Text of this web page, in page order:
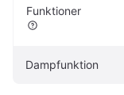
Funktioner
Dampfunktion